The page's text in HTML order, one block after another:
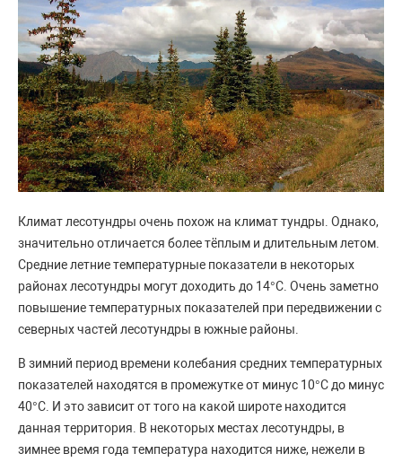
Климат лесотундры очень похож на климат тундры. Однако,
значительно отличается более тёплым и длительным летом.
Средние летние температурные показатели в некоторых
районах лесотундры могут доходить до 14°С. Очень заметно
повышение температурных показателей при передвижении с
северных частей лесотундры в южные районы.
В зимний период времени колебания средних температурных
показателей находятся в промежутке от минус 10°С до минус
40°С. И это зависит от того на какой широте находится
данная территория. В некоторых местах лесотундры, в
зимнее время года температура находится ниже, нежели в